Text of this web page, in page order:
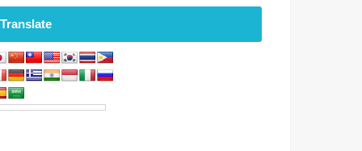
Translate